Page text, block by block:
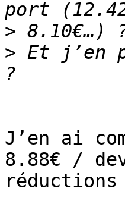
>
> Et j’en
J’en ai
8.88€ /